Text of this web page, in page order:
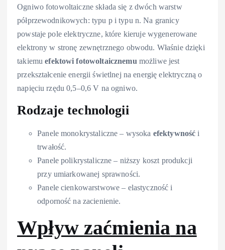
Ogniwo fotowoltaiczne składa się z dwóch warstw
półprzewodnikowych: typu p i typu n. Na granicy
powstaje pole elektryczne, które kieruje wygenerowane
elektrony w stronę zewnętrznego obwodu. Właśnie dzięki
takiemuefektowi fotowoltaicznemu możliwe jest
przekształcenie energii świetlnej na energię elektryczną o
napięciu rzędu 0,5–0,6 V na ogniwo.
Rodzaje technologii
Panele monokrystaliczne – wysoka efektywność i
trwałość.
Panele polikrystaliczne – niższy koszt produkcji
przy umiarkowanej sprawności.
Panele cienkowarstwowe – elastyczność i
odporność na zacienienie.
Wpływ zaćmienia na